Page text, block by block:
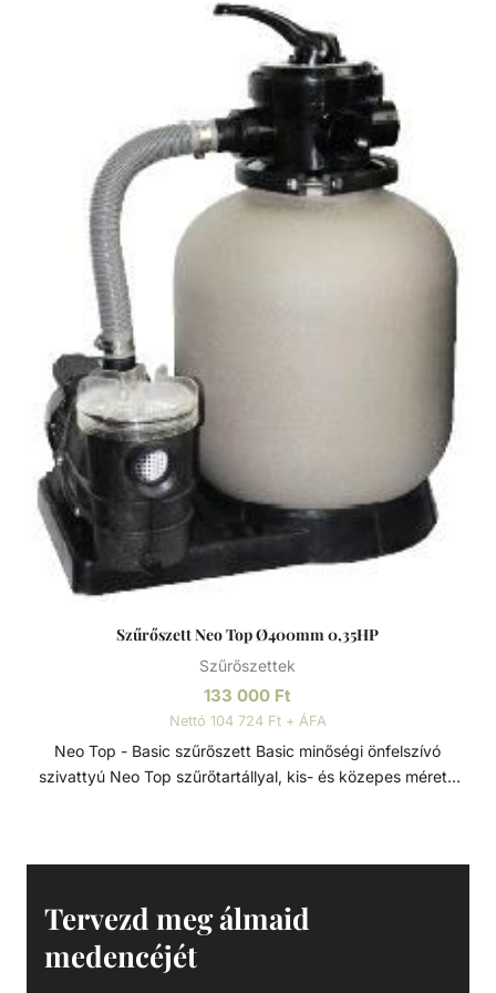
szűrőméretek, szivattyúk és tartozékok széles választéka
lehetővé teszi, hogy az medencéhez legjobban illeszkedő
összeszerelésre és az alkatrészek precíz összhangolt
működésre tervezték. A szivattyúk és szűrők teljesítménye
a maximális áramlás és energiahatékonyság érdekében van
összehangolva. A szűrők polipropilénből vannak öntve a
hosszú élettartam érdekében. Basic szivattyú
Termoplasztik műanyagból lakossági medencék számára
készült sokrétűen telepíthető szivattyú. Minden eleme
korrózióálló, termoplasztik műanyagból készült, a tartósság
és hosszú élettartam érdekében. Szívó és nyomó
csatlakozások típustól függően 1 1/2” - D50 - D63. Basic
szűrőtartály Kiváló minőségű, korrózióval szemben ellenálló
HDPE tartály. Nagy méretű leeresztő a könnyebb
szervizelés és téliesítés érdekében. Bilincses rögzítésű 4
vagy 6-utas TOP váltószeleppel szerelt. A 360 fokban
forgatható váltószelepnek köszönhetően könnyen
telepíthető Basic szűrőtartály magán medencékhez.
Szűrőszett Neo Top Ø400mm 0,35HP
Szűrőszettek
133 000 Ft
Nettó 104 724 Ft + ÁFA
Neo Top - Basic szűrőszett Basic minőségi önfelszívó
szivattyú Neo Top szűrőtartállyal, kis- és közepes méretű
alkatrész, amely az optimális működést biztosítja.
Szűrőszettek A homokszűrő rendszereket úgy tervezték és
szerelték fel, hogy az energiahatékonyság és a kiemelkedő
Tervezd meg álmaid
medencéjét